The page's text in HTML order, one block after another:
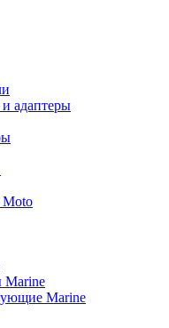
адаптеры
Moto
Marine
Marine